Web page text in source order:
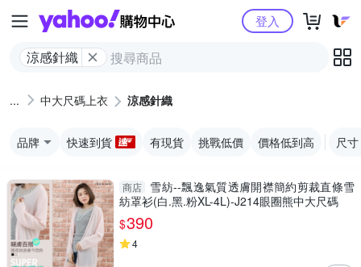
Yahoo購物中心
涼感針織
登入
中大尺碼上衣 涼感針織
品牌 快速到貨 有現貨 挑戰低價 價格低到高 尺寸
商店
雪紡--飄逸氣質透膚開襟簡約剪裁直條雪
紡罩衫(白.黑.粉XL-4L)-J214眼圈熊中大尺碼
$390
4